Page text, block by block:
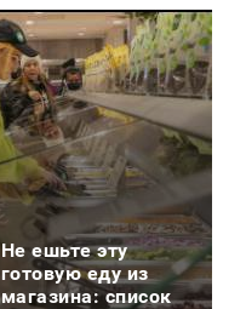
Не ешьте эту
готовую еду из
магазина: список